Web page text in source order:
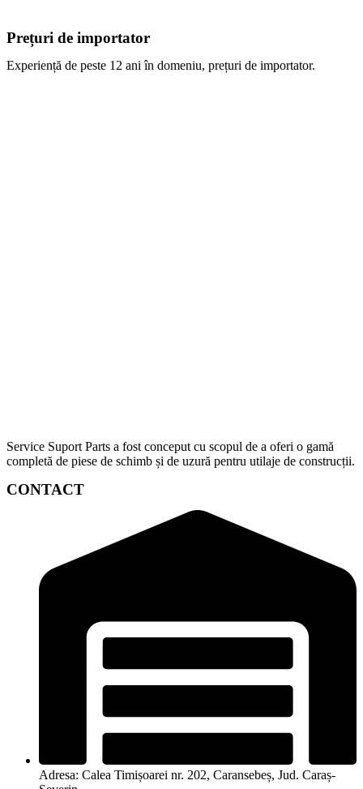
Prețuri de importator
Experiență de peste 12 ani în domeniu, prețuri de importator.
Service Suport Parts a fost conceput cu scopul de a oferi o gamă
completă de piese de schimb și de uzură pentru utilaje de construcții.
CONTACT
Adresa: Calea Timișoarei nr. 202, Caransebeș, Jud. Caraș-